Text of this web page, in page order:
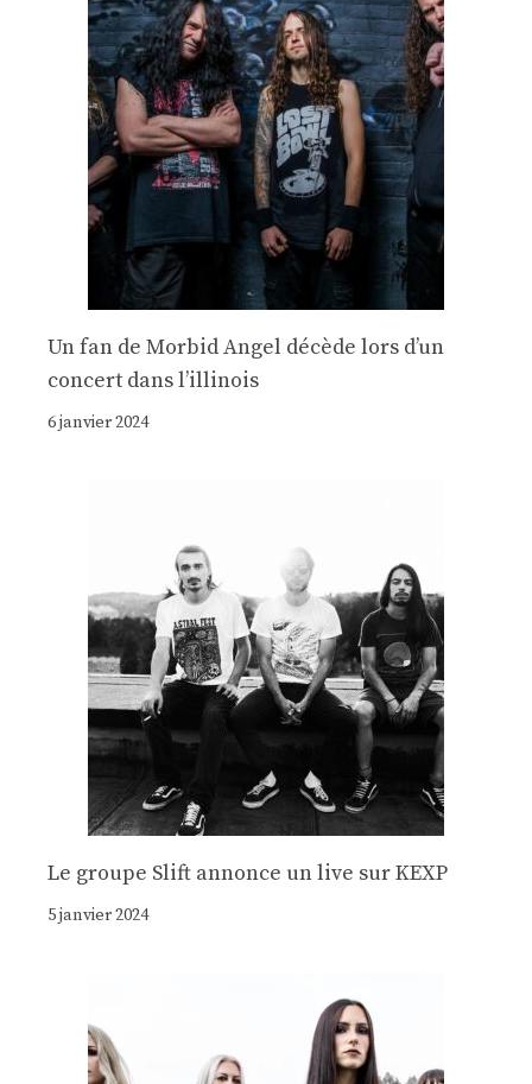
Un fan de Morbid Angel décède lors d’un
concert dans l’illinois
6 janvier 2024
Le groupe Slift annonce un live sur KEXP
5 janvier 2024